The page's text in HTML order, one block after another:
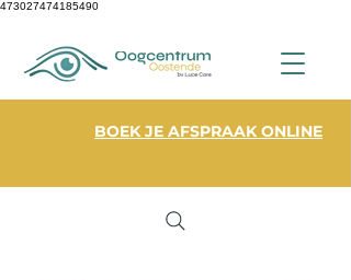
473027474185490
BOEK JE AFSPRAAK ONLINE